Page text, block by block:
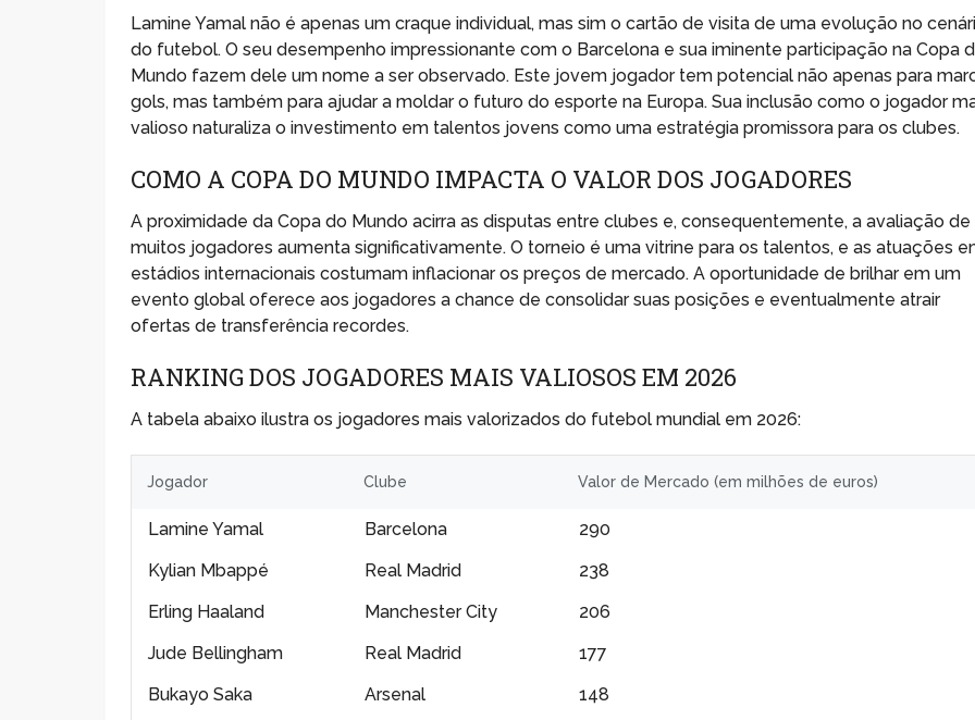
Lamine Yamal não é apenas um craque individual, mas sim o cartão de visita de uma evolução no
do futebol. O seu desempenho impressionante com o Barcelona e sua iminente participação na Copa
Mundo fazem dele um nome a ser observado. Este jovem jogador tem potencial não apenas para
gols, mas também para ajudar a moldar o futuro do esporte na Europa. Sua inclusão como o jogador
valioso naturaliza o investimento em talentos jovens como uma estratégia promissora para os clubes.
COMO A COPA DO MUNDO IMPACTA O VALOR DOS JOGADORES
A proximidade da Copa do Mundo acirra as disputas entre clubes e, consequentemente, a avaliação de
muitos jogadores aumenta significativamente. O torneio é uma vitrine para os talentos, e as atuações
estádios internacionais costumam inflacionar os preços de mercado. A oportunidade de brilhar em um
evento global oferece aos jogadores a chance de consolidar suas posições e eventualmente atrair
ofertas de transferência recordes.
RANKING DOS JOGADORES MAIS VALIOSOS EM 2026
A tabela abaixo ilustra os jogadores mais valorizados do futebol mundial em 2026:
Jogador Clube Valor de Mercado (em milhões de euros)
Lamine Yamal Barcelona
290
Kylian Mbappé
Real Madrid
238
Erling Haaland
Manchester City
206
Jude Bellingham
Real Madrid
177
Bukayo Saka
Arsenal
148